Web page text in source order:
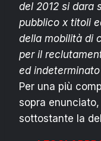
del 2012 si dara
pubblico x titoli
della mobilità di
per il
ed
Per una più
sopra
sottostante la